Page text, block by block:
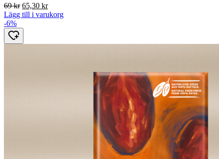
69kr Det
ursprungliga
var:
65,30 krDet
nuvarande
Lägg till i varukorg
-6%